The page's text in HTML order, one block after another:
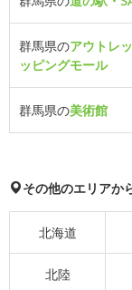
群馬県のアウトレ
ッピングモール
群馬県の美術館
その他のエリアか
北海道
北陸